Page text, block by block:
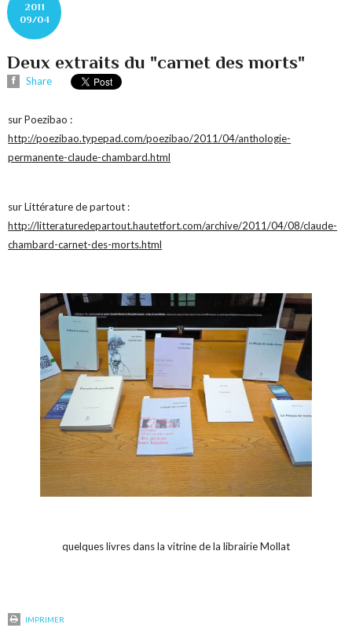
2011
09/04
Deux extraits du "carnet des morts"
Share
sur Poezibao :
http://poezibao.typepad.com/poezibao/2011/04/anthologie-
permanente-claude-chambard.html
sur Littérature de partout :
http://litteraturedepartout.hautetfort.com/archive/2011/04/08/claude-
chambard-carnet-des-morts.html
quelques livres dans la vitrine de la librairie Mollat
IMPRIMER